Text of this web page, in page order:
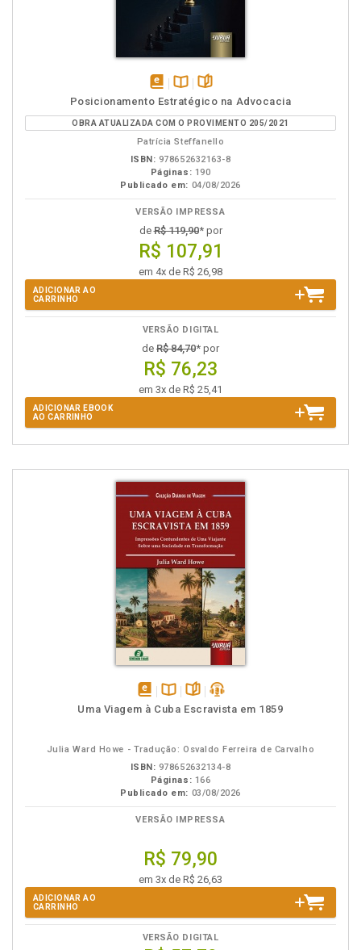
disponível
em
eBook
Disponível
na
B.V.
páginas
Posicionamento Estratégico na Advocacia
OBRA ATUALIZADA COM O PROVIMENTO 205/2021
Patrícia Steffanello
ISBN: 978652632163-8
Páginas: 190
Publicado em: 04/08/2026
VERSÃO IMPRESSA
deR$ 119,90* por
R$ 107,91
em 4x de R$ 26,98
ADICIONAR AO
CARRINHO
VERSÃO DIGITAL
de R$ 84,70* por
R$ 76,23
em 3x de R$ 25,41
ADICIONAR EBOOK
AO CARRINHO
disponívelDisponível
páginaspodcast
Uma Viagem à Cuba Escravista em 1859
Julia Ward Howe - Tradução: Osvaldo Ferreira de Carvalho
ISBN: 978652632134-8
Páginas: 166
Publicado em: 03/08/2026
VERSÃO IMPRESSA
R$ 79,90
em 3x de R$ 26,63
ADICIONAR AO
CARRINHO
VERSÃO DIGITAL